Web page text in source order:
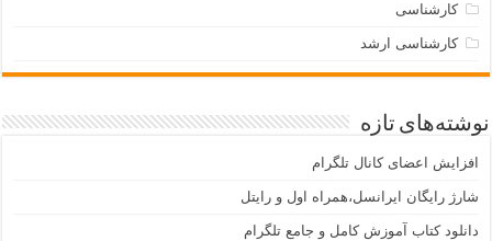
کارشناسی
کارشناسی ارشد
نوشته‌های تازه
افزایش اعضای کانال تلگرام
شارژ رایگان ایرانسل،همراه اول و رایتل
دانلود کتاب آموزش کامل و جامع تلگرام